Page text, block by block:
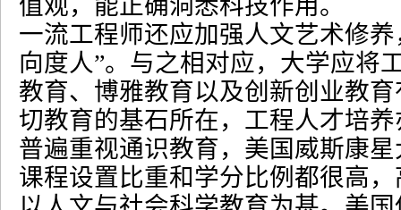
值观，能正确洞悉科技作用。
一流工程师还应加强人文艺术修
向度人”。与之相对应，大学应将
教育、博雅教育以及创新创业教
切教育的基石所在，工程人才培
普遍重视通识教育，美国威斯康
课程设置比重和学分比例都很高